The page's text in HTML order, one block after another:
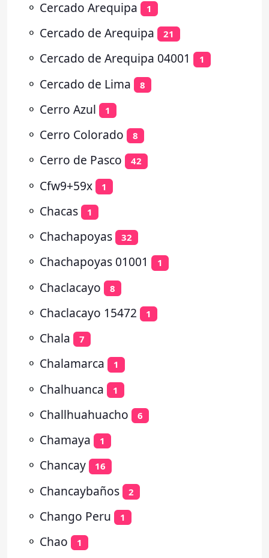
⚬ Cercado Arequipa 1
⚬ Cercado de Arequipa 21
⚬ Cercado de Arequipa 04001 1
⚬ Cercado de Lima 8
⚬ Cerro Azul 1
⚬ Cerro Colorado 8
⚬ Cerro de Pasco 42
⚬ Cfw9+59x 1
⚬ Chacas 1
⚬ Chachapoyas 32
⚬ Chachapoyas 01001 1
⚬ Chaclacayo 8
⚬ Chaclacayo 15472 1
⚬ Chala 7
⚬ Chalamarca 1
⚬ Chalhuanca 1
⚬ Challhuahuacho 6
⚬ Chamaya 1
⚬ Chancay 16
⚬ Chancaybaños 2
⚬ Chango Peru 1
⚬ Chao 1